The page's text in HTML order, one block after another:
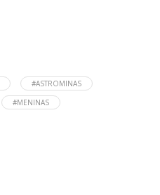
#ASTROMINAS
#MENINAS